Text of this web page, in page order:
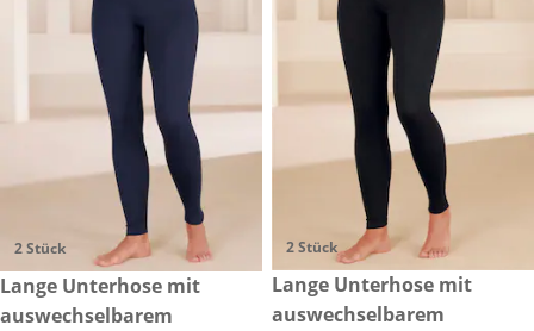
2 Stück
€ 26,98
Lange Unterhose mit
auswechselbarem
2 Stück
€ 26,98
Lange Unterhose mit
auswechselbarem